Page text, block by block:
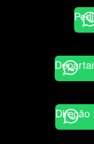
Direção